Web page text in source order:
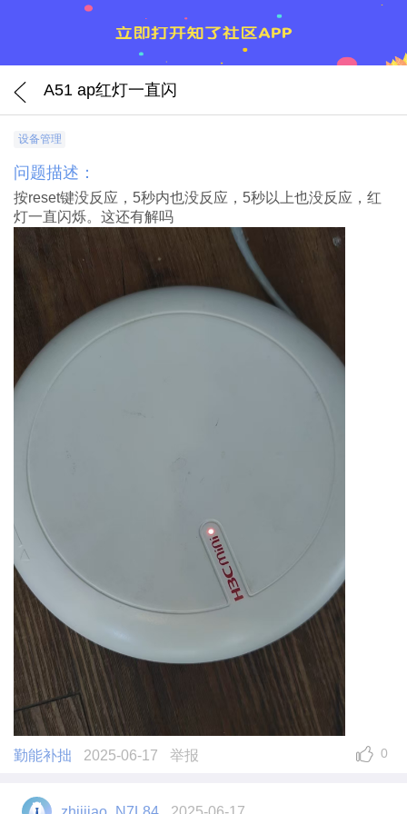
A51 ap红灯一直闪
设备管理
问题描述：
按reset键没反应，5秒内也没反应，5秒以上也没反应，红
灯一直闪烁。这还有解吗
勤能补拙 2025-06-17 举报 0